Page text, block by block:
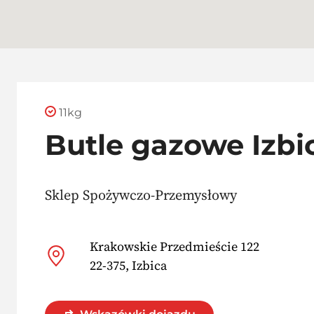
11kg
Butle gazowe
Sklep Spożywczo-Przemysłowy
Krakowskie Przedmieście 122
22-375, Izbica